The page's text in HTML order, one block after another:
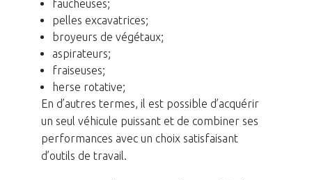
faucheuses;
pelles excavatrices;
broyeurs de végétaux;
aspirateurs;
fraiseuses;
herse rotative;
En d’autres termes, il est possible d’acquérir
un seul véhicule puissant et de combiner ses
performances avec un choix satisfaisant
d’outils de travail.